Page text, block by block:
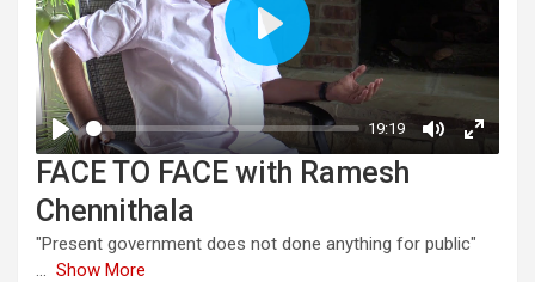
FACE TO FACE with Ramesh
Chennithala
"Present government does not done anything for public"
... Show More